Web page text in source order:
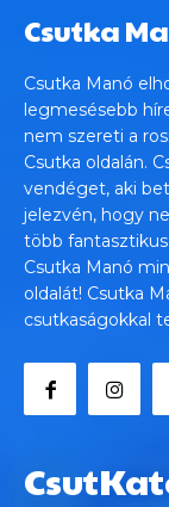
Csutka
Csutka Manó
legmesésebb
nem szereti a
Csutka oldalán.
vendéget, aki
jelezvén, hogy
több
Csutka Manó
oldalát! Csutka
csutkaságokkal